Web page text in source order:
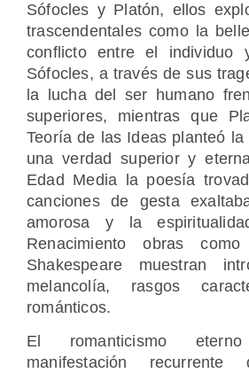
Sófocles y Platón, ellos
trascendentales como la
conflicto entre el individuo
Sófocles, a través de sus
la lucha del ser humano
superiores, mientras que
Teoría de las Ideas planteó la
una verdad superior y
Edad Media la poesía
canciones de gesta
amorosa y la
Renacimiento obras
Shakespeare muestran
melancolía, rasgos
románticos.
El romanticismo
manifestación recurrente